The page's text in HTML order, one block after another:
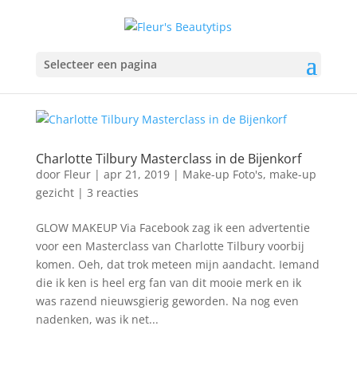
Selecteer een pagina
Charlotte Tilbury Masterclass in de Bijenkorf
door Fleur| apr 21, 2019| Make-up Foto's, make-up
gezicht| 3 reacties
GLOW MAKEUP Via Facebook zag ik een advertentie
voor een Masterclass van Charlotte Tilbury voorbij
komen. Oeh, dat trok meteen mijn aandacht. Iemand
die ik ken is heel erg fan van dit mooie merk en ik
was razend nieuwsgierig geworden. Na nog even
nadenken, was ik net...